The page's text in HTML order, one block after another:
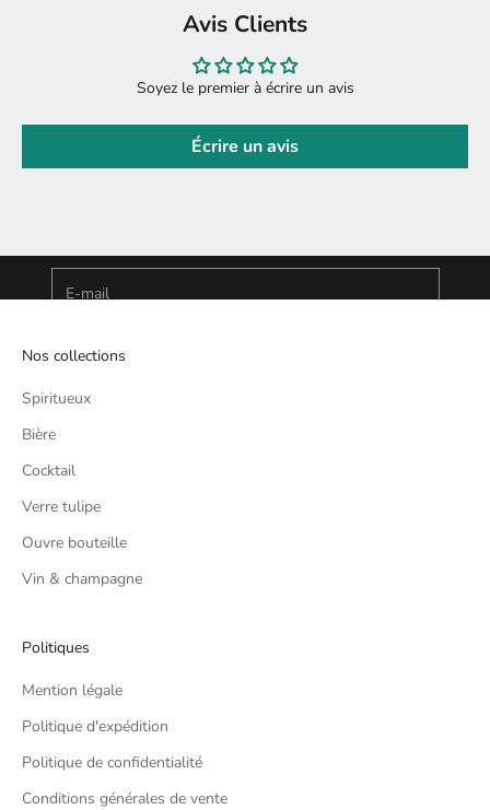
Avis Clients
Soyez le premier à écrire un avis
Écrire un avis
Découvre nos actualités en avant-première
Nos collections
Spiritueux
Bière
Cocktail
Verre tulipe
Ouvre bouteille
Vin & champagne
Politiques
Mention légale
Politique d'expédition
Politique de confidentialité
Conditions générales de vente